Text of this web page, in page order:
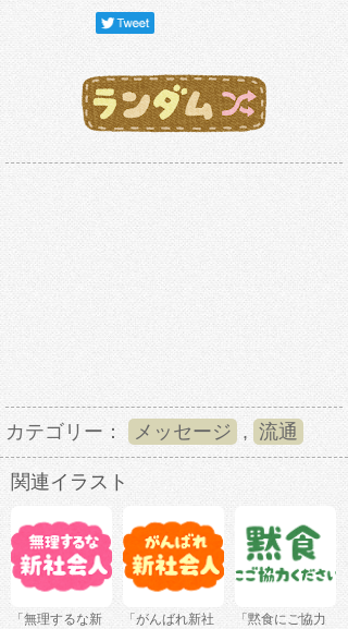
カテゴリー： メッセージ , 流通
関連イラスト
「無理するな新
「がんばれ新社
「黙食にご協力